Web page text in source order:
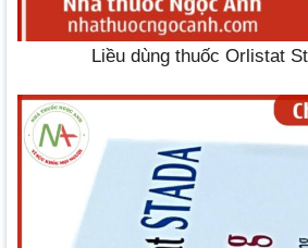
Liều dùng thuốc Orlistat